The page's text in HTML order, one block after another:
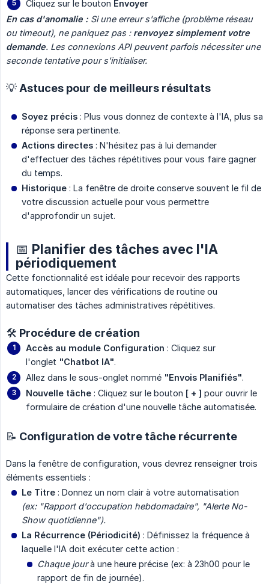
Cliquez sur le bouton Envoyer
En cas d'anomalie : Si une erreur s'affiche (problème réseau
ou timeout), ne paniquez pas : renvoyez simplement votre
demande. Les connexions API peuvent parfois nécessiter une
seconde tentative pour s'initialiser.
💡 Astuces pour de meilleurs résultats
Soyez précis : Plus vous donnez de contexte à l'IA, plus sa
réponse sera pertinente.
Actions directes : N'hésitez pas à lui demander
d'effectuer des tâches répétitives pour vous faire gagner
du temps.
Historique : La fenêtre de droite conserve souvent le fil de
votre discussion actuelle pour vous permettre
d'approfondir un sujet.
📅 Planifier des tâches avec l'IA
périodiquement
Cette fonctionnalité est idéale pour recevoir des rapports
automatiques, lancer des vérifications de routine ou
automatiser des tâches administratives répétitives.
🛠️ Procédure de création
Accès au module Configuration : Cliquez sur
l'onglet "Chatbot IA".
Allez dans le sous-onglet nommé "Envois Planifiés".
Nouvelle tâche : Cliquez sur le bouton [ + ] pour ouvrir le
formulaire de création d'une nouvelle tâche automatisée.
📝 Configuration de votre tâche récurrente
Dans la fenêtre de configuration, vous devrez renseigner trois
éléments essentiels :
Le Titre : Donnez un nom clair à votre automatisation
(ex: "Rapport d'occupation hebdomadaire", "Alerte No-
Show quotidienne").
La Récurrence (Périodicité) : Définissez la fréquence à
laquelle l'IA doit exécuter cette action :
Chaque jourà une heure précise (ex: à 23h00 pour le
rapport de fin de journée).